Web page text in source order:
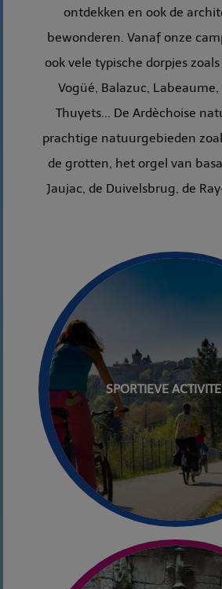
ontdekken en ook de
bewonderen. Vanaf onze
ook vele typische dorpjes zoals
Vogüé, Balazuc, Labeaume,
Thuyets... De Ardèchoise
prachtige natuurgebieden
de grotten, het orgel van
Jaujac, de Duivelsbrug, de
SPORTIEVE